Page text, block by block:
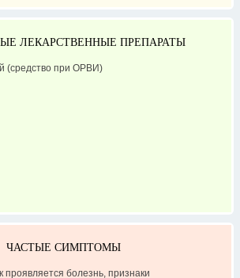
ЛЕКАРСТВЕННЫЕ ПРЕПАРАТЫ
(средство при ОРВИ)
ЧАСТЫЕ СИМПТОМЫ
болезнь, признаки